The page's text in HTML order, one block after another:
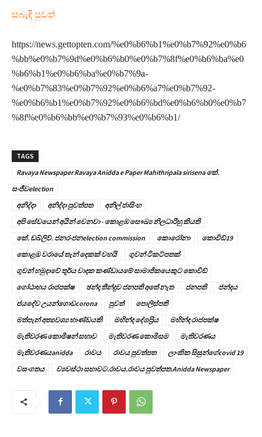
සබැඳි පුවත්
https://news.gettopten.com/%e0%b6%b1%e0%b7%92%e0%b6
%bb%e0%b7%9d%e0%b6%b0%e0%b7%8f%e0%b6%ba%e0
%b6%b1%e0%b6%ba%e0%b7%9a-
%e0%b7%83%e0%b7%92%e0%b6%a7%e0%b7%92-
%e0%b6%b1%e0%b7%92%e0%b6%bd%e0%b6%b0%e0%b7
%8f%e0%b6%bb%e0%b7%93%e0%b6%b1/
TAGS
Ravaya Newspaper Ravaya Anidda e Paper Mahithripala sirisena කේ.
සංජීවelection
අනිද්දා
අනිද්දා පුවත්පත
අනිල් ජාසිංහ
අපි සේවයෙන් අයින් වෙනවා - කොළඹ සෞඛ්‍ය නිලධාරීහු කියති
කේ. ඩබ්ලිව්. ජනරංජනelection commission
කොරෝනා
කොවිඩ්19
කොළඔ වරායේ තැන් දෙකක් වහයි
ගුවන් ටිකට්පතක්
ගුවන් හමුදාවේ තූර්ය වාදක කණ්ඩායමේ සාමාජිකයෙකුට කොවිඞ්
ගෝඨාභය රාජපක්ෂ
ඡන්ද තීන්දුව ජනපති අතේ නැත ජනපති
ජන්දය
ජයදේව උයන්ගොඩcorona
පුවත්
පොලිස්පති
මත්පැන් අත්‍යවශ්‍ය භාණ්ඩයකි
මහින්ද දේශප්‍රිය
මහින්ද රාජපක්ෂ
මැතිවරණ කොමිෂන් සභාව
මැතිවරණ කොමිසම
මැතිවරණය
මැතිවරණයanidda
රාවය රාවය පුවත්පත
ලාංකික සිසුන්ගේcovid 19
වසංගතය
ව්‍යවස්ථා සභාවට.රාවය.රාවය පුවත්පත.Anidda Newspaper